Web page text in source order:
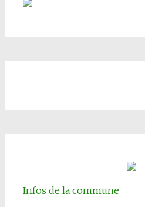
Infos de la commune